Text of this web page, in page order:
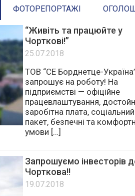
ФОТОРЕПОРТАЖІ
“Живіть та працюйте у
Чорткові!”
25.07.2018
ТОВ “СЕ Борднетце-
запрошує на роботу! На
підприємстві — офіційне
працевлаштування, достойна
умови […]
Запрошуємо інвесторів до